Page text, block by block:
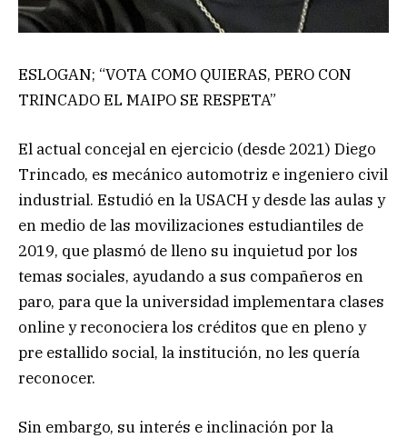
ESLOGAN; “VOTA COMO QUIERAS, PERO CON
TRINCADO EL MAIPO SE RESPETA”
El actual concejal en ejercicio (desde 2021) Diego
Trincado, es mecánico automotriz e ingeniero civil
industrial. Estudió en la USACH y desde las aulas y
en medio de las movilizaciones estudiantiles de
2019, que plasmó de lleno su inquietud por los
temas sociales, ayudando a sus compañeros en
paro, para que la universidad implementara clases
online y reconociera los créditos que en pleno y
pre estallido social, la institución, no les quería
reconocer.
Sin embargo, su interés e inclinación por la